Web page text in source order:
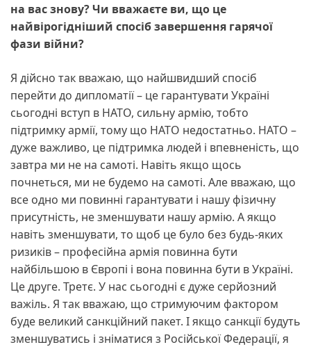
на вас знову? Чи вважаєте ви, що це
найвірогідніший спосіб завершення гарячої
фази війни?
Я дійсно так вважаю, що найшвидший спосіб
перейти до дипломатії – це гарантувати Україні
сьогодні вступ в НАТО, сильну армію, тобто
підтримку армії, тому що НАТО недостатньо. НАТО –
дуже важливо, це підтримка людей і впевненість, що
завтра ми не на самоті. Навіть якщо щось
почнеться, ми не будемо на самоті. Але вважаю, що
все одно ми повинні гарантувати і нашу фізичну
присутність, не зменшувати нашу армію. А якщо
навіть зменшувати, то щоб це було без будь-яких
ризиків – професійна армія повинна бути
найбільшою в Європі і вона повинна бути в Україні.
Це друге. Третє. У нас сьогодні є дуже серйозний
важіль. Я так вважаю, що стримуючим фактором
буде великий санкційний пакет. І якщо санкції будуть
зменшуватись і зніматися з Російської Федерації, я